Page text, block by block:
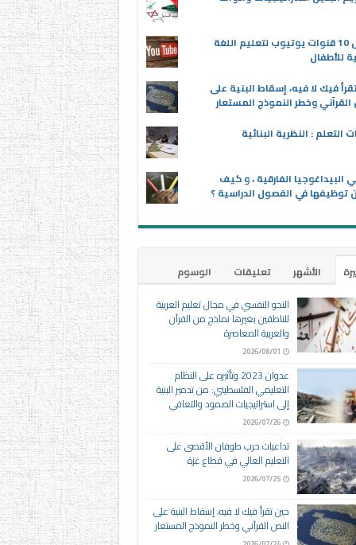
أفضل 10 قنوات يوتيوب لتعليم اللغة
للأطفال
فيك لا فيه، إسقاط البنية على
وخطر النموذج المستعار
التعلم : النظرية البنائية
البيداغوجيا الفارقية ، و كيف
توظيفها في الفصول الدراسية ؟
الأشهر تعليقات
الوسوم
النحو النفسي في مجال تعليم العربية
للناطقين بغيرها نماذج من القرآن
والعربية المعاصرة
2026/08/01
عدوان 2023 وتأثيره على النظام
التعليمي الفلسطيني: من تدمير البنية
إلى استراتيجيات الصمود والتعافي
2026/07/26
تداعيات حرب طوفان الأقصى على
التعليم العالي في قطاع غزة
2026/07/25
حين تقرأ فيك لا فيه، إسقاط البنية على
النص القرآني وخطر النموذج المستعار